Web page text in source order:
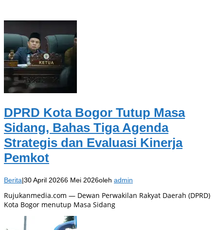
DPRD Kota Bogor Tutup Masa
Sidang, Bahas Tiga Agenda
Strategis dan Evaluasi Kinerja
Pemkot
Berita|30 April 20266 Mei 2026oleh admin
Rujukanmedia.com — Dewan Perwakilan Rakyat Daerah (DPRD)
Kota Bogor menutup Masa Sidang